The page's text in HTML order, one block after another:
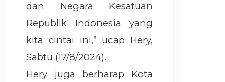
dan Negara Kesatuan
Republik Indonesia yang
kita cintai ini,” ucap Hery,
Sabtu (17/8/2024).
Hery juga berharap Kota